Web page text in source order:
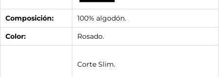
Composición: 100% algodón.
Color: Rosado.
Corte Slim.